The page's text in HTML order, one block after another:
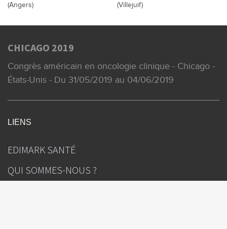
(Angers)
(Villejuif)
CHICAGO 2019
Congrès américain en oncologie clinique - Chicago -
États-Unis - Du 31/05/2019 au 04/06/2019
LIENS
EDIMARK SANTÉ
QUI SOMMES-NOUS ?